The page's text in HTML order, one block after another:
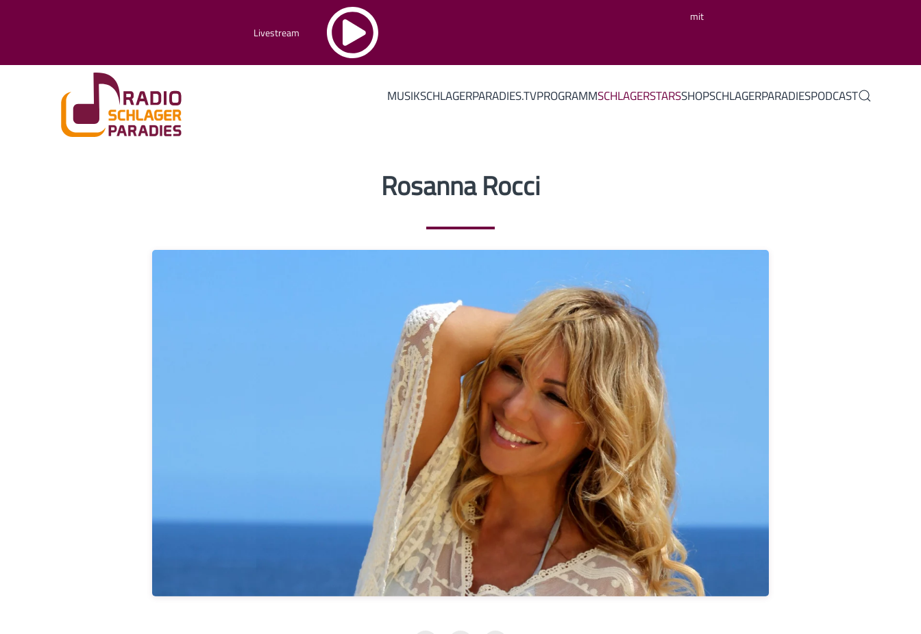
Livestream
mit
MUSIKSCHLAGERPARADIES.TVPROGRAMMSCHLAGERSTARSSHOPSCHLAGERPARADIESPODCAST
Rosanna Rocci